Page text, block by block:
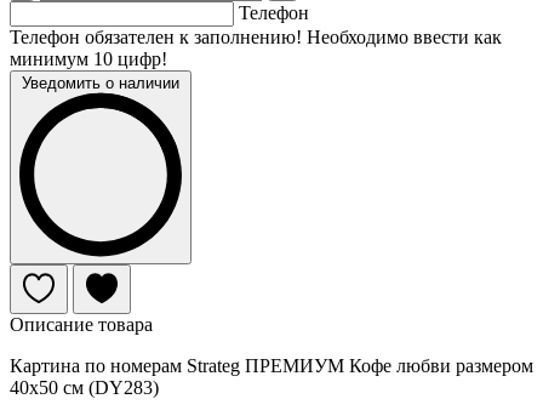
Телефон
Телефон обязателен к заполнению! Необходимо ввести как
минимум 10 цифр!
Уведомить о наличии
Описание товара
Картина по номерам Strateg ПРЕМИУМ Кофе любви размером
40х50 см (DY283)